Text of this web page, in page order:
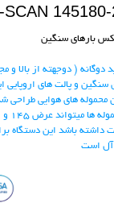
SCAN
بارهای سنگین
دوگانه ( دوجهته از بالا و
سنگین و پالت های اروپایی
محموله های هوایی طراحی
است. اندازه محموله ها میتواند عرض 145 و
180 سانت داشته باشد این دستگاه
آل است